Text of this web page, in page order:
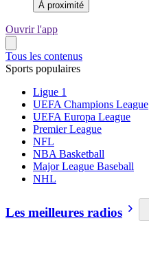
À proximité
Ouvrir l'app
Tous les contenus
Sports populaires
Ligue 1
UEFA Champions League
UEFA Europa League
Premier League
NFL
NBA Basketball
Major League Baseball
NHL
Les meilleures radios